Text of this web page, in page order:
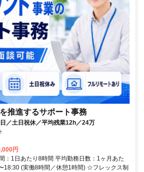
推進するサポート事務
／土日祝休／平均残業12h／24万
円
：1日あたり8時間 平均勤務日数：1ヶ月あた
18:30 (実働8時間／休憩1時間) ☆フレックス制